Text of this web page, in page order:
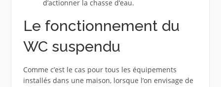
d’actionner la chasse d’eau.
Le fonctionnement du
WC suspendu
Comme c’est le cas pour tous les équipements
installés dans une maison, lorsque l’on envisage de